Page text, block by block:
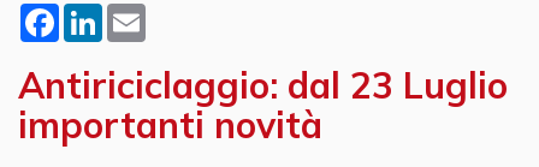
Facebook
LinkedIn
Antiriciclaggio: dal 23 Luglio
importanti novità